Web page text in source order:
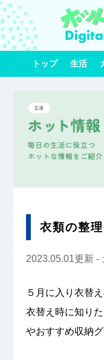
トップ 生活
衣類の整
2023.05.01更新 -
５月に入り衣替
衣替え時に知り
やおすすめ収納